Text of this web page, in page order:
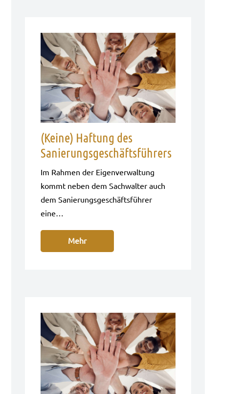
(Keine) Haftung des
Sanierungsgeschäftsführers
Im Rah­men der Eigen­ver­wal­tung
kommt neben dem Sach­wal­ter auch
dem Sanie­rungs­ge­schäfts­füh­rer
eine…
Mehr